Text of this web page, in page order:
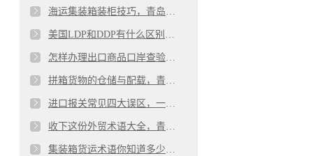
海运集装箱装柜技巧，青岛进出口代理公司详解
美国LDP和DDP有什么区别，巨晖进出口代理报关公司详解
怎样办理出口商品口岸查验？青岛代理报关公司详解
拼箱货物的仓储与配载，青岛巨晖出口代理报关公司详解
进口报关常见四大误区，一站式青岛代理清关公司详解
收下这份外贸术语大全，青岛进出口代理公司的一点心意
集装箱货运术语你知道多少？青岛进出口代理公司详解